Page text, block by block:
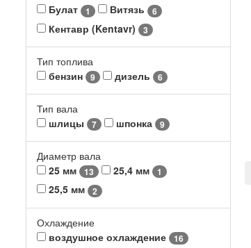
Булат 1 Витязь 6
Кентавр (Kentavr) 3
Тип топлива
бензин
9 дизель 6
Тип вала
шлицы
7 шпонка 9
Диаметр вала
25 мм
13 25,4 мм 1
25,5 мм 2
Охлаждение
воздушное охлаждение
16